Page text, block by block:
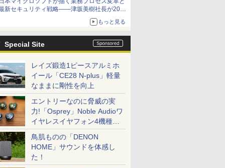
新セキュリティ戦略――津坂美樹社長が2027
もっと見る
Special Site
レイズ鍛造1ピースアルミホ
イール「CE28 N-plus」軽量
なままに剛性を向上
エントリーなのに脅威の実
力!「Osprey」Noble Audioワ
イヤレスイヤフォン4機種を
一気に聴く
鳥肌ものの「DENON
HOME」サウンドを体感し
た！